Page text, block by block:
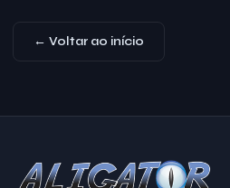
← Voltar ao início